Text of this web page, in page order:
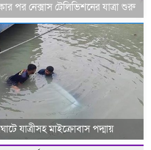
পর নেক্সাস টেলিভিশনের যাত্রা শুরু
যাত্রীসহ মাইক্রোবাস পদ্মায়